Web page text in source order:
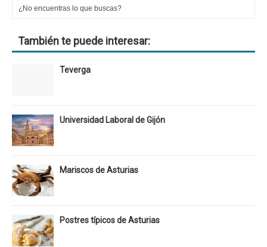
También te puede interesar:
Teverga
Universidad Laboral de Gijón
Mariscos de Asturias
Postres típicos de Asturias